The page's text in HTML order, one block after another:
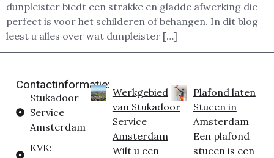
dunpleister biedt een strakke en gladde afwerking die
perfect is voor het schilderen of behangen. In dit blog
leest u alles over wat dunpleister […]
Contactinformatie:
Stukadoor
Service
Amsterdam
KVK:
Werkgebied
van Stukadoor
Service
Amsterdam
Wilt u een
Plafond laten
Stucen in
Amsterdam
Een plafond
stucen is een